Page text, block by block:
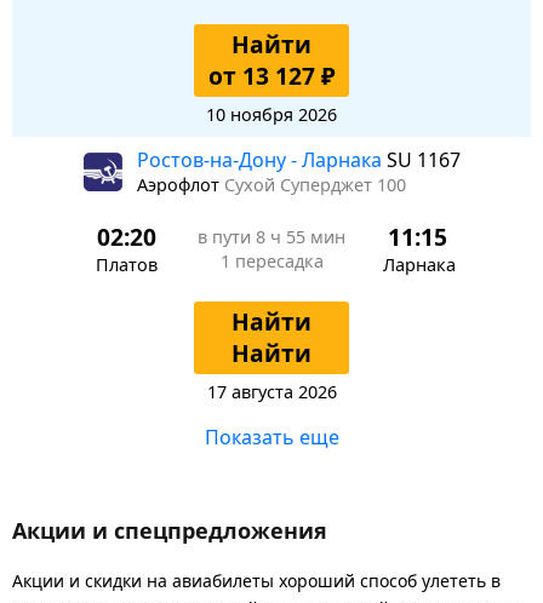
Найти
от 13 127 ₽
10 ноября 2026
Ростов-на-Дону - Ларнака SU 1167
Аэрофлот Сухой Суперджет 100
02:20
Платов
в пути 8 ч 55 мин
1 пересадка
11:15
Ларнака
Найти
Найти
17 августа 2026
Показать еще
Акции и спецпредложения
Акции и скидки на авиабилеты хороший способ улететь в